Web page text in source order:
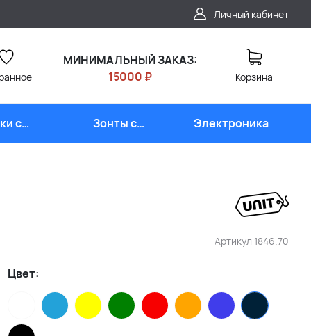
Личный кабинет
МИНИМАЛЬНЫЙ ЗАКАЗ:
15000 ₽
Корзина
с
Зонты с
логотипом
Электроника
Артикул 1846.70
Цвет: